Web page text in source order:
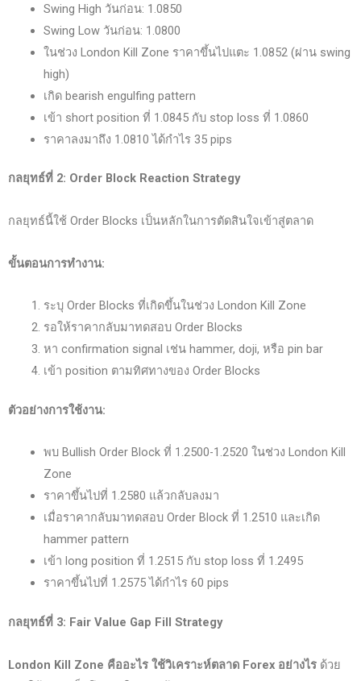
Swing High วันก่อน: 1.0850
Swing Low วันก่อน: 1.0800
ในช่วง London Kill Zone ราคาขึ้นไปแตะ 1.0852 (ผ่าน swing
high)
เกิด bearish engulfing pattern
เข้า short position ที่ 1.0845 กับ stop loss ที่ 1.0860
ราคาลงมาถึง 1.0810 ได้กำไร 35 pips
กลยุทธ์ที่ 2: Order Block Reaction Strategy
กลยุทธ์นี้ใช้ Order Blocks เป็นหลักในการตัดสินใจเข้าสู่ตลาด
ขั้นตอนการทำงาน:
ระบุ Order Blocks ที่เกิดขึ้นในช่วง London Kill Zone
รอให้ราคากลับมาทดสอบ Order Blocks
หา confirmation signal เช่น hammer, doji, หรือ pin bar
เข้า position ตามทิศทางของ Order Blocks
ตัวอย่างการใช้งาน:
พบ Bullish Order Block ที่ 1.2500-1.2520 ในช่วง London Kill
Zone
ราคาขึ้นไปที่ 1.2580 แล้วกลับลงมา
เมื่อราคากลับมาทดสอบ Order Block ที่ 1.2510 และเกิด
hammer pattern
เข้า long position ที่ 1.2515 กับ stop loss ที่ 1.2495
ราคาขึ้นไปที่ 1.2575 ได้กำไร 60 pips
กลยุทธ์ที่ 3: Fair Value Gap Fill Strategy
London Kill Zone คืออะไร ใช้วิเคราะห์ตลาด Forex อย่างไร ด้วย